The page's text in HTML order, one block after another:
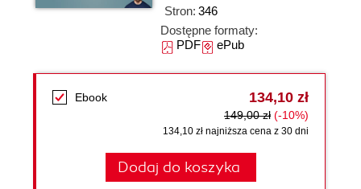
Stron: 346
Dostępne formaty:
PDFePub
Ebook 134,10 zł
149,00 zł (-10%)
134,10 zł najniższa cena z 30 dni
Dodaj do koszyka